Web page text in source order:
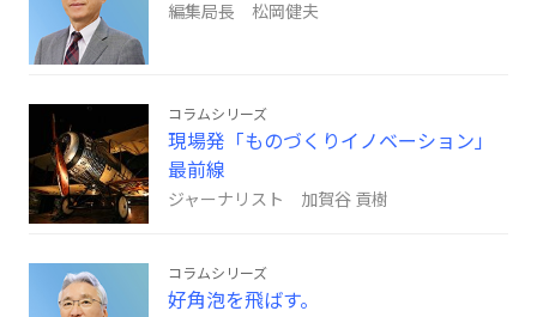
編集局長 松岡健夫
コラムシリーズ
現場発「ものづくりイノベーション」
最前線
ジャーナリスト 加賀谷 貢樹
コラムシリーズ
好角泡を飛ばす。